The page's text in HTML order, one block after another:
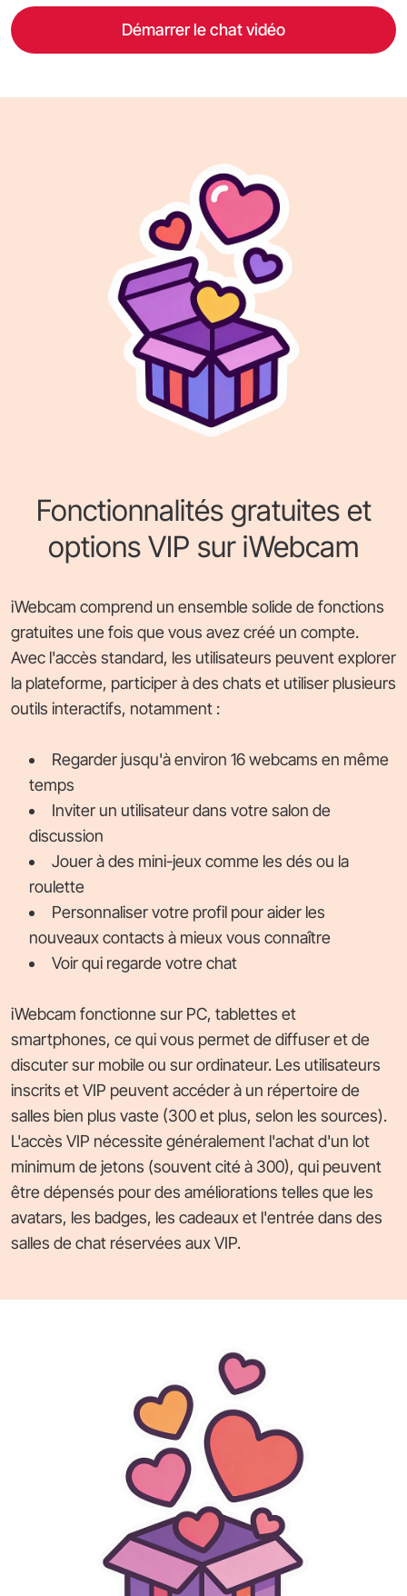
Démarrer le chat vidéo
Fonctionnalités gratuites et
options VIP sur iWebcam
iWebcam comprend un ensemble solide de fonctions
gratuites une fois que vous avez créé un compte.
Avec l'accès standard, les utilisateurs peuvent explorer
la plateforme, participer à des chats et utiliser plusieurs
outils interactifs, notamment :
Regarder jusqu'à environ 16 webcams en même
temps
Inviter un utilisateur dans votre salon de
discussion
Jouer à des mini-jeux comme les dés ou la
roulette
Personnaliser votre profil pour aider les
nouveaux contacts à mieux vous connaître
Voir qui regarde votre chat
iWebcam fonctionne sur PC, tablettes et
smartphones, ce qui vous permet de diffuser et de
discuter sur mobile ou sur ordinateur. Les utilisateurs
inscrits et VIP peuvent accéder à un répertoire de
salles bien plus vaste (300 et plus, selon les sources).
L'accès VIP nécessite généralement l'achat d'un lot
minimum de jetons (souvent cité à 300), qui peuvent
être dépensés pour des améliorations telles que les
avatars, les badges, les cadeaux et l'entrée dans des
salles de chat réservées aux VIP.